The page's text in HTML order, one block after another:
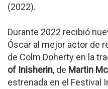
(2022).
Durante 2022 recibió
Óscar al mejor actor de
de Colm Doherty en la
of Inisherin, de Martin
estrenada en el Festival